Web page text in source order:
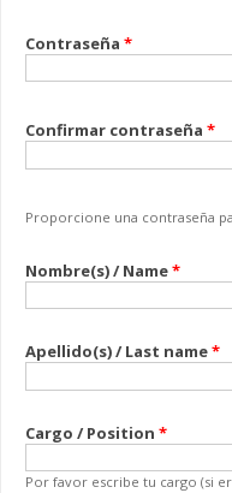
Contraseña *
Confirmar contraseña *
Proporcione una contraseña
Nombre(s) / Name*
Apellido(s) / Last name*
Cargo / Position *
Por favor escribe tu cargo (si